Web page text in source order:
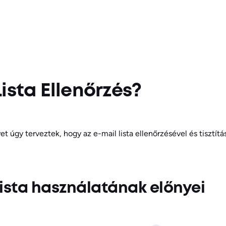
Ellenőrzés?
úgy terveztek, hogy az e-mail lista ellenőrzésével és
használatának előnyei